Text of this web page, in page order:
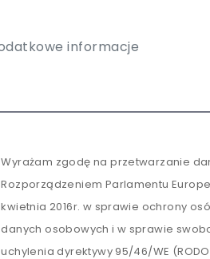
Wyrażam zgodę na przetwarzanie
Rozporządzeniem Parlamentu
kwietnia 2016r. w sprawie ochrony
danych osobowych i w sprawie
uchylenia dyrektywy 95/46/WE